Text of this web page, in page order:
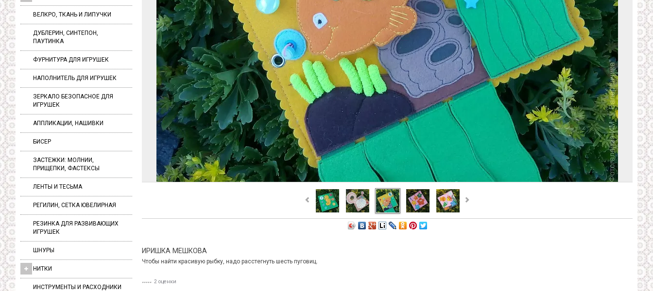
ВЕЛКРО, ТКАНЬ И ЛИПУЧКИ
ДУБЛЕРИН, СИНТЕПОН,
ПАУТИНКА
ФУРНИТУРА ДЛЯ ИГРУШЕК
НАПОЛНИТЕЛЬ ДЛЯ ИГРУШЕК
ЗЕРКАЛО БЕЗОПАСНОЕ ДЛЯ
ИГРУШЕК
АППЛИКАЦИИ, НАШИВКИ
БИСЕР
ЗАСТЕЖКИ: МОЛНИИ,
ПРИЩЕПКИ, ФАСТЕКСЫ
ЛЕНТЫ И ТЕСЬМА
РЕГИЛИН, СЕТКА ЮВЕЛИРНАЯ
РЕЗИНКА ДЛЯ РАЗВИВАЮЩИХ
ИГРУШЕК
ШНУРЫ
НИТКИ
ИНСТРУМЕНТЫ И РАСХОДНИКИ
ИРИШКА МЕШКОВА
Чтобы найти красивую рыбку, надо расстегнуть шесть пуговиц.
2 оценки